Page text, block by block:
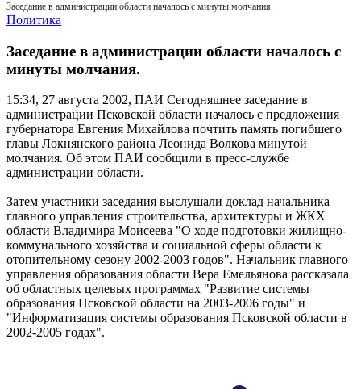
Заседание в администрации области началось с минуты молчания.
Политика
Заседание в администрации области началось с
минуты молчания.
15:34, 27 августа 2002, ПАИ Сегодняшнее заседание в
администрации Псковской области началось с предложения
губернатора Евгения Михайлова почтить память погибшего
главы Локнянского района Леонида Волкова минутой
молчания. Об этом ПАИ сообщили в пресс-службе
администрации области.
Затем участники заседания выслушали доклад начальника
главного управления строительства, архитектуры и ЖКХ
области Владимира Моисеева "О ходе подготовки жилищно-
коммунального хозяйства и социальной сферы области к
отопительному сезону 2002-2003 годов". Начальник главного
управления образования области Вера Емельянова рассказала
об областных целевых программах "Развитие системы
образования Псковской области на 2003-2006 годы" и
"Информатизация системы образования Псковской области в
2002-2005 годах".